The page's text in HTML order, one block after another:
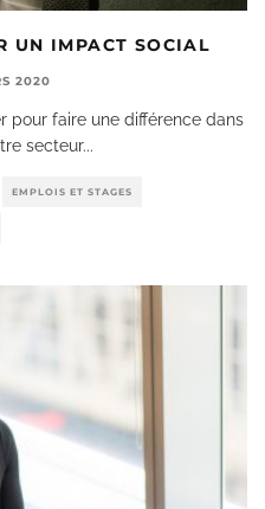
UN IMPACT SOCIAL
2020
pour faire une différence dans
secteur...
EMPLOIS ET STAGES